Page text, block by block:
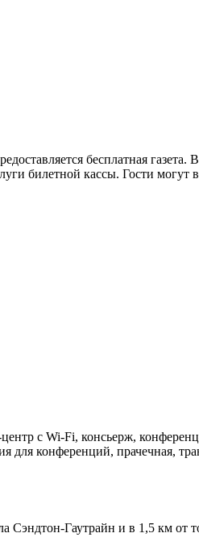
бесплатная газета.
билетной кассы. Гости могут
с Wi-Fi, консьерж,
конференций, прачечная,
Сэндтон-Гаутрайн и в 1,5 км от